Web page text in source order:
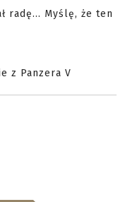
radę... Myślę, że ten
z Panzera V